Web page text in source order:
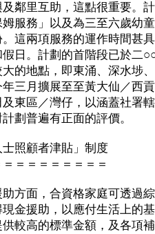
鄰里互助，這點很重要。
服務」以及為三至六歲幼
這兩項服務的運作時間甚
日。計劃的首階段已於二
的地點，即東涌、深水埗
年三月擴展至至黃大仙／西
及東區／灣仔，以涵蓋社署
劃普遍有正面的評價。
照顧者津貼」制度
＝＝＝＝＝＝＝＝
面，合資格家庭可透過綜
金援助，以應付生活上的
較高的標準金額，及各項